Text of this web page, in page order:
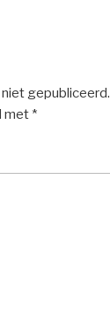
gepubliceerd.
met *